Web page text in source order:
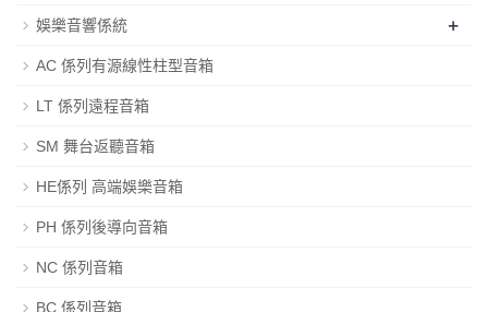
娛樂音響係統 +
AC 係列有源線性柱型音箱
LT 係列遠程音箱
SM 舞台返聽音箱
HE係列 高端娛樂音箱
PH 係列後導向音箱
NC 係列音箱
BC 係列音箱